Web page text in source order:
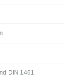
DIN 1461